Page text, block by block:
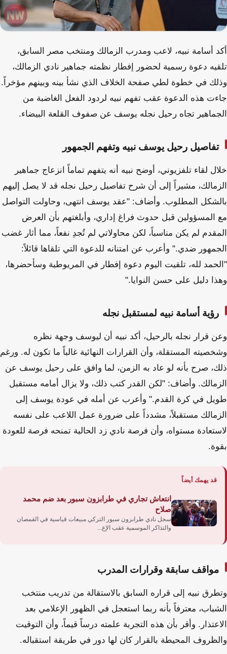
أكد أسامة نبيه، لاعب ومدرب الزمالك ومنتخب مصر السابق،
تلقيه دعوة رسمية لحضور إفطار نظمته جماهير نادي الزمالك،
وذلك في خطوة لطي صفحة الخلاف الذي نشأ بينه وبينهم مؤخراً.
جاءت هذه الدعوة عقب تفهم نبيه لردود الفعل الغاضبة من
الجماهير تجاه رحيل نجله يوسف عن صفوف القلعة البيضاء.
تفاصيل رحيل يوسف نبيه وتفهم الجمهور
خلال لقاء تلفزيوني، أوضح نبيه أنه يتفهم تماماً انزعاج جماهير
الزمالك، مشيراً إلى أن شرح تفاصيل رحيل نجله قد لا يصل إليهم
بالشكل المطلوب. وأضاف: "عقد يوسف انتهى، وحاولت التواصل
مع المسؤولين قبل حدوث فراغ إداري، وأبلغتهم بأن العرض
المقدم لم يكن مناسباً، لكن محاولاتي لم تُجدِ نفعاً، مما أثار غضب
الجمهور ضدي." وأعرب عن امتنانه للدعوة التي تلقاها قائلاً:
"الحمد لله، تلقيت اليوم دعوة إفطار في المريوطية وسأحضرها،
وهذا دليل على حسن النوايا."
رؤية أسامة نبيه لمستقبل نجله
وعن قرار نجله بالرحيل، أكد نبيه أن ليوسف وجهة نظره
وشخصيته المستقلة، وأن القرارات النهائية غالباً ما تكون له. ورغم
ذلك، صرح بأنه لو عاد به الزمن، لما وافق على رحيل يوسف عن
الزمالك. وأضاف: "لكن القدر كتب ذلك، ولا يزال أمامه مستقبل
طويل في كرة القدم." وأعرب عن أمله في عودة يوسف إلى
الزمالك مستقبلاً، مشدداً على ضرورة عمل اللاعب على نفسه
لاستعادة مستواه، وأن فرصة نادي زد الحالية تمنحه فرصة للعودة
بقوة.
قد يهمك أيضاً
انتعاش تجاري في طرابزون سبور بعد ضم محمد
صلاح
سجل نادي طرابزون سبور التركي مبيعات قياسية في القمصان
والتذاكر الموسمية عقب الإع...
مواقف سابقة وقرارات المدرب
وتطرق نبيه إلى قراره السابق بالاستقالة من تدريب منتخب
الشباب، معترفاً بأنه ربما استعجل في الظهور الإعلامي بعد
الاعتذار. وأقر بأن هذه التجربة علمته درساً قيماً، وأن التوقيت
والظروف المحيطة بالقرار كان لها دور في طريقة استقباله.